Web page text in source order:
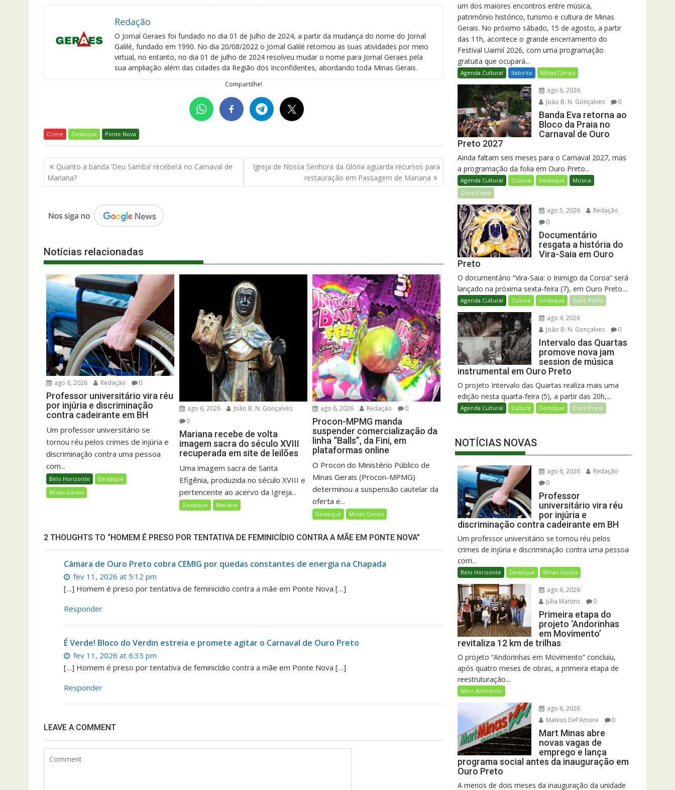
Redação
O Jornal Geraes foi fundado no dia 01 de Julho de 2024, a partir da mudança do nome do Jornal
Galilé, fundado em 1990. No dia 20/08/2022 o Jornal Galilé retornou as suas atividades por meio
virtual, no entanto, no dia 01 de julho de 2024 resolveu mudar o nome para Jornal Geraes pela
sua ampliação além das cidades da Região dos Inconfidentes, abordando toda Minas Gerais.
Compartilhe!
Crime Destaque Ponte Nova
Navegação
de
Post
Quanto a banda ‘Deu Samba’ receberá no Carnaval de
Mariana?
Igreja de Nossa Senhora da Glória aguarda recursos para
restauração em Passagem de Mariana
Notícias relacionadas
ago 6, 2026 Redação 0
Professor universitário vira réu
por injúria e discriminação
contra cadeirante em BH
Um professor universitário se
tornou réu pelos crimes de injúria e
discriminação contra uma pessoa
com...
Belo Horizonte
Destaque
Minas Gerais
ago 6, 2026
João B. N. Gonçalves
0
Mariana recebe de volta
imagem sacra do século XVIII
recuperada em site de leilões
Uma imagem sacra de Santa
Efigênia, produzida no século XVIII e
pertencente ao acervo da Igreja...
Destaque Mariana
ago 6, 2026 Redação 0
Procon-MPMG manda
suspender comercialização da
linha “Balls”, da Fini, em
plataformas online
O Procon do Ministério Público de
Minas Gerais (Procon-MPMG)
determinou a suspensão cautelar da
oferta e...
Destaque Minas Gerais
2 THOUGHTS TO “HOMEM É PRESO POR TENTATIVA DE FEMINICÍDIO CONTRA A MÃE EM PONTE NOVA”
Câmara de Ouro Preto cobra CEMIG por quedas constantes de energia na Chapada
fev 11, 2026 at 5:12 pm
[…] Homem é preso por tentativa de feminicídio contra a mãe em Ponte Nova […]
Responder
É Verde! Bloco do Verdin estreia e promete agitar o Carnaval de Ouro Preto
fev 11, 2026 at 6:35 pm
[…] Homem é preso por tentativa de feminicídio contra a mãe em Ponte Nova […]
Responder
LEAVE A COMMENT
um dos maiores encontros entre música,
patrimônio histórico, turismo e cultura de Minas
Gerais. No próximo sábado, 15 de agosto, a partir
das 11h, acontece o grande encerramento do
Festival Uaimií 2026, com uma programação
gratuita que ocupará...
Agenda Cultural Itabirito Minas Gerais
ago 6, 2026
João B. N. Gonçalves
0
Banda Eva retorna ao
Bloco da Praia no
Carnaval de Ouro
Preto 2027
Ainda faltam seis meses para o Carnaval 2027, mas
a programação da folia em Ouro Preto...
Agenda Cultural Cultura Destaque
Música
Ouro Preto
ago 5, 2026
Redação
0
Documentário
resgata a história do
Vira-Saia em Ouro
Preto
O documentário “Vira-Saia: o Inimigo da Coroa” será
lançado na próxima sexta-feira (7), em Ouro Preto....
Agenda Cultural Cultura Destaque Ouro Preto
ago 4, 2026
João B. N. Gonçalves
0
Intervalo das Quartas
promove nova jam
session de música
instrumental em Ouro Preto
O projeto Intervalo das Quartas realiza mais uma
edição nesta quarta-feira (5), a partir das 20h,...
Agenda Cultural Cultura Destaque Ouro Preto
NOTÍCIAS NOVAS
ago 6, 2026
Redação
0
Professor
universitário vira réu
por injúria e
discriminação contra cadeirante em BH
Um professor universitário se tornou réu pelos
crimes de injúria e discriminação contra uma pessoa
com...
Belo Horizonte Destaque Minas Gerais
ago 6, 2026
Júlia Martins
0
Primeira etapa do
projeto ‘Andorinhas
em Movimento’
revitaliza 12 km de trilhas
O projeto “Andorinhas em Movimento” concluiu,
após quatro meses de obras, a primeira etapa de
reestruturação...
Meio Ambiente
ago 6, 2026
Mateus Del'Amore
0
Mart Minas abre
novas vagas de
emprego e lança
programa social antes da inauguração em
Ouro Preto
A menos de dois meses da inauguração da unidade